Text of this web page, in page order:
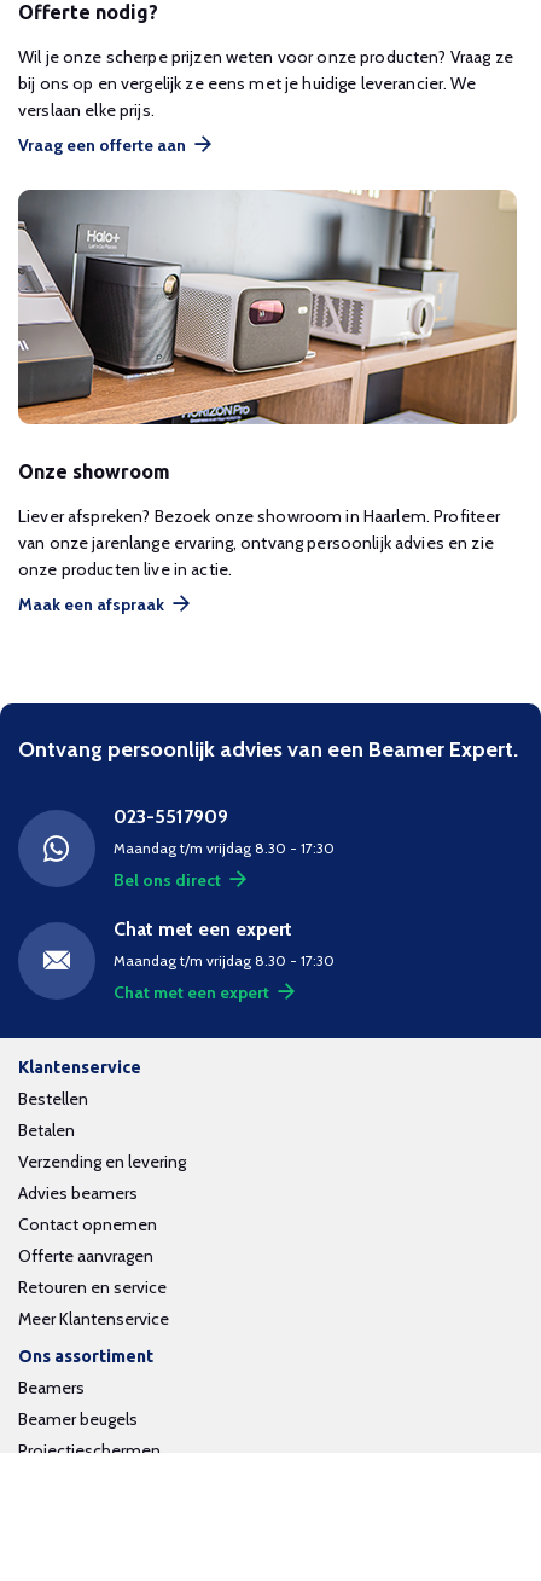
Offerte nodig?
Wil je onze scherpe prijzen weten voor onze producten? Vraag ze
bij ons op en vergelijk ze eens met je huidige leverancier. We
verslaan elke prijs.
Vraag een offerte aan
Onze showroom
Liever afspreken? Bezoek onze showroom in Haarlem. Profiteer
van onze jarenlange ervaring, ontvang persoonlijk advies en zie
onze producten live in actie.
Maak een afspraak
Ontvang persoonlijk advies van een Beamer Expert.
023-5517909
Maandag t/m vrijdag 8.30 - 17:30
Bel ons direct
Chat met een expert
Maandag t/m vrijdag 8.30 - 17:30
Chat met een expert
Klantenservice
Bestellen
Betalen
Verzending en levering
Advies beamers
Contact opnemen
Offerte aanvragen
Retouren en service
Meer Klantenservice
Ons assortiment
Beamers
Beamer beugels
Projectieschermen